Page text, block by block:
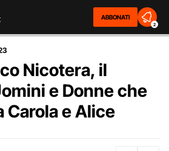
ABBONATI
2
Nicotera, il
e Donne che
Carola e Alice